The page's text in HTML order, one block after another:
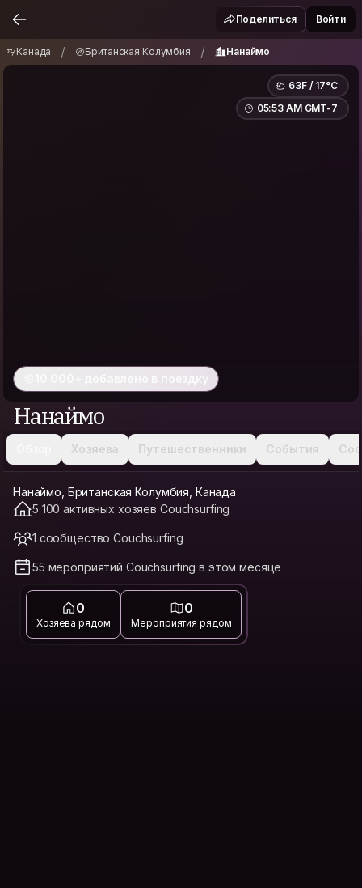
Британская Колумбия / Нанаймо
Поделиться Войти
Канада / Британская Колумбия / Нанаймо
63F / 17°C
05:53 AM GMT-7
10 000+ добавлено в поездку
Нанаймо
Хозяева Путешественники События
Нанаймо, Британская Колумбия, Канада
5 100 активных хозяев Couchsurfing
1 сообщество Couchsurfing
55 мероприятий Couchsurfing в этом месяце
0
Хозяева рядом
0
Мероприятия рядом